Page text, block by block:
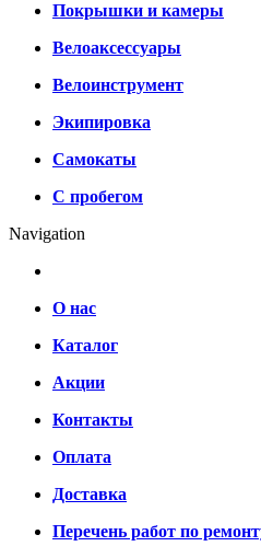
Покрышки и камеры
Велоаксессуары
Велоинструмент
Экипировка
Самокаты
С пробегом
Navigation
О нас
Каталог
Акции
Контакты
Оплата
Доставка
Перечень работ по